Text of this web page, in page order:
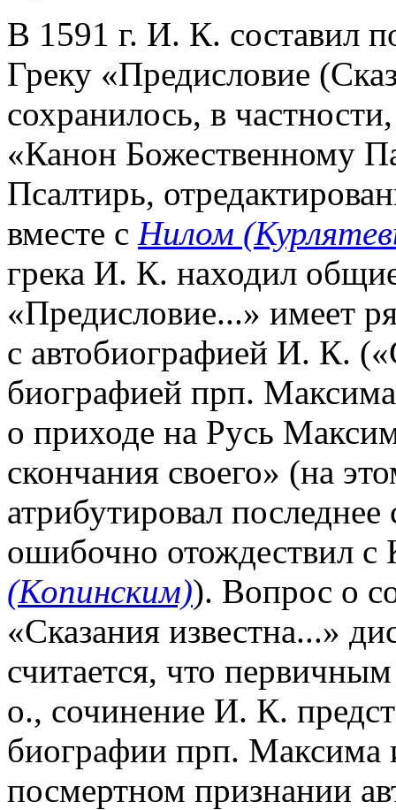
В 1591 г. И. К. составил
Греку «Предисловие
сохранилось, в
«Канон Божественному
Псалтирь,
вместе с Нилом
грека И. К. находил
«Предисловие...» имеет
с автобиографией И. К.
биографией прп.
о приходе на Русь
скончания своего» (на
атрибутировал
ошибочно отождествил
(Копинским)). Вопрос о
«Сказания известна...»
считается, что
о., сочинение И. К.
биографии прп. Максима
посмертном признании